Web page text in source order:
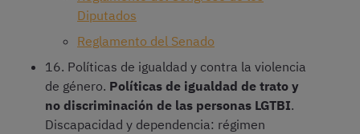
Diputados
Reglamento del Senado
16. Políticas de igualdad y contra la violencia
de género. Políticas de igualdad de trato y
no discriminación de las personas LGTBI.
Discapacidad y dependencia: régimen